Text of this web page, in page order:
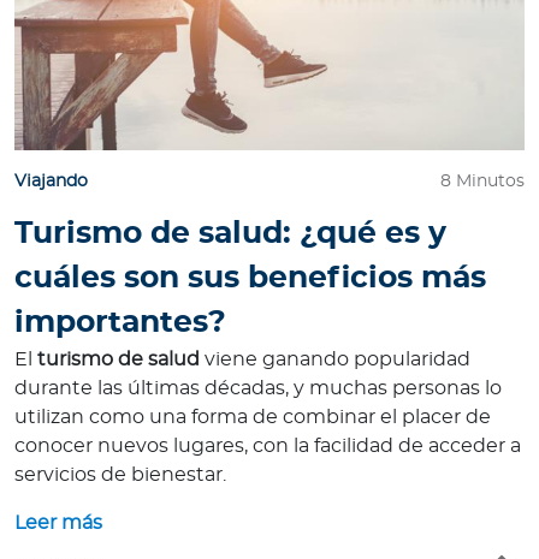
Viajando 8 Minutos
Turismo de salud: ¿qué es y
cuáles son sus beneficios más
importantes?
El turismo de salud viene ganando popularidad
durante las últimas décadas, y muchas personas lo
utilizan como una forma de combinar el placer de
conocer nuevos lugares, con la facilidad de acceder a
servicios de bienestar.
Leer más